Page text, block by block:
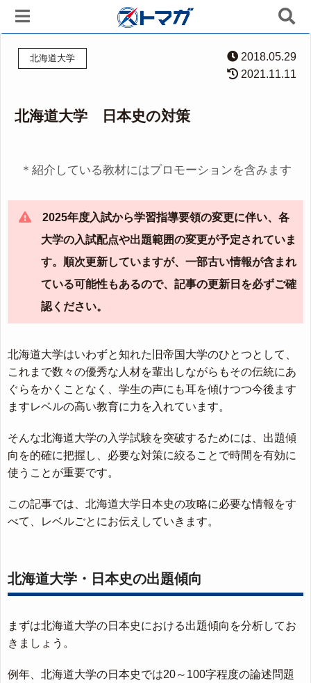
北海道大学
2018.05.29
2021.11.11
北海道大学 日本史の対策
＊紹介している教材にはプロモーションを含みます
2025年度入試から学習指導要領の変更に伴い、各
大学の入試配点や出題範囲の変更が予定されていま
す。順次更新していますが、一部古い情報が含まれ
ている可能性もあるので、記事の更新日を必ずご確
認ください。
北海道大学はいわずと知れた旧帝国大学のひとつとして、
これまで数々の優秀な人材を輩出しながらもその伝統にあ
ぐらをかくことなく、学生の声にも耳を傾けつつ今後ます
ますレベルの高い教育に力を入れています。
そんな北海道大学の入学試験を突破するためには、出題傾
向を的確に把握し、必要な対策に絞ることで時間を有効に
使うことが重要です。
この記事では、北海道大学日本史の攻略に必要な情報をす
べて、レベルごとにお伝えしていきます。
北海道大学・日本史の出題傾向
まずは北海道大学の日本史における出題傾向を分析してお
きましょう。
例年、北海道大学の日本史では20～100字程度の論述問題